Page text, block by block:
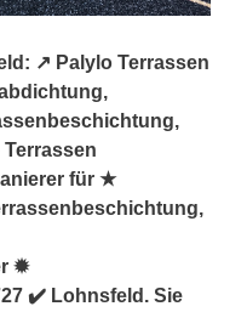
↗️ Palylo Terrassen
für ★
✹
✔️ Lohnsfeld. Sie